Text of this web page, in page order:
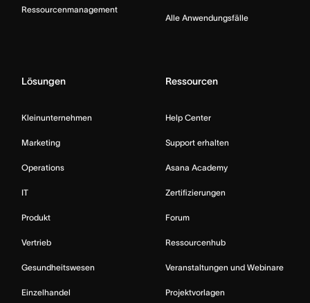
Ressourcenmanagement
Alle Anwendungsfälle
Lösungen
Kleinunternehmen
Marketing
Operations
IT
Produkt
Vertrieb
Gesundheitswesen
Einzelhandel
Ressourcen
Help Center
Support erhalten
Asana Academy
Zertifizierungen
Forum
Ressourcenhub
Veranstaltungen und Webinare
Projektvorlagen